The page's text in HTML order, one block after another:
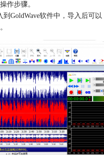
作步骤。
GoldWave软件中，导入后可以